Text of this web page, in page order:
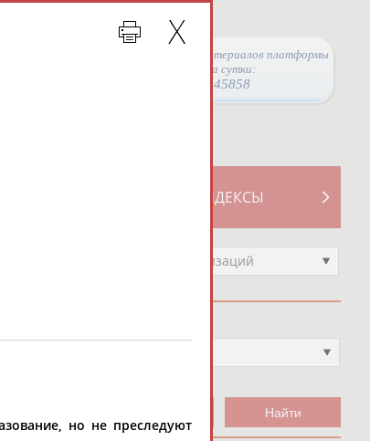
Просмотры материалов платформы
за сутки:
45858
СВОДНЫЕ ИНДЕКСЫ
Выберите другой тип организаций
но не преследуют